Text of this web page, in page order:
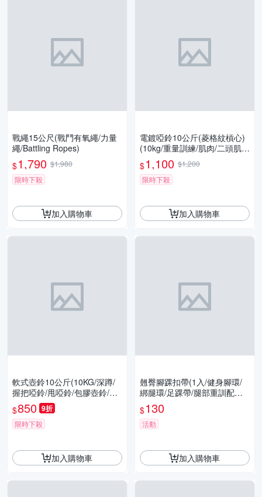
戰繩15公尺(戰鬥有氧繩/力量
繩/Battling Ropes)
$1,790 $1,980
限時下殺
加入購物車
電鍍啞鈴10公斤(菱格紋槓心)
(10kg/重量訓練/肌肉/二頭肌/
胸肌/舉重/GetSport)
$1,100 $1,200
限時下殺
加入購物車
軟式壺鈴10公斤(10KG/深蹲/
握把啞鈴/甩啞鈴/包膠壺鈴/Ket
tlebell/GetSport)
$850 9折
限時下殺
加入購物車
翹臀腳踝扣帶(1入/健身腳環/
綁腿環/足踝帶/腿部重訓配件/
GetSport)
$130
活動
加入購物車